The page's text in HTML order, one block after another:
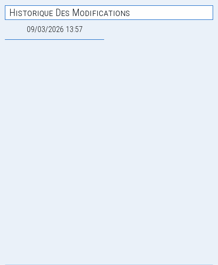
Historique Des Modifications
09/03/2026 13:57